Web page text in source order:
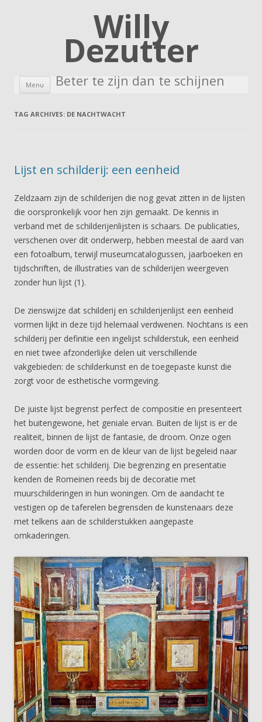
Willy
Dezutter
Beter te zijn dan te schijnen
Menu Skip to content
TAG ARCHIVES: DE NACHTWACHT
Lijst en schilderij: een eenheid
Zeldzaam zijn de schilderijen die nog gevat zitten in de lijsten
die oorspronkelijk voor hen zijn gemaakt. De kennis in
verband met de schilderijenlijsten is schaars. De publicaties,
verschenen over dit onderwerp, hebben meestal de aard van
een fotoalbum, terwijl museumcatalogussen, jaarboeken en
tijdschriften, de illustraties van de schilderijen weergeven
zonder hun lijst (1).
De zienswijze dat schilderij en schilderijenlijst een eenheid
vormen lijkt in deze tijd helemaal verdwenen. Nochtans is een
schilderij per definitie een ingelijst schilderstuk, een eenheid
en niet twee afzonderlijke delen uit verschillende
vakgebieden: de schilderkunst en de toegepaste kunst die
zorgt voor de esthetische vormgeving.
De juiste lijst begrenst perfect de compositie en presenteert
het buitengewone, het geniale ervan. Buiten de lijst is er de
realiteit, binnen de lijst de fantasie, de droom. Onze ogen
worden door de vorm en de kleur van de lijst begeleid naar
de essentie: het schilderij. Die begrenzing en presentatie
kenden de Romeinen reeds bij de decoratie met
muurschilderingen in hun woningen. Om de aandacht te
vestigen op de taferelen begrensden de kunstenaars deze
met telkens aan de schilderstukken aangepaste
omkaderingen.